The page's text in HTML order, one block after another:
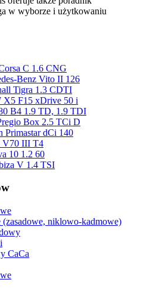
w wyborze i użytkowaniu
C 1.6 CNG
Benz Vito II 126
Tigra 1.3 CDTI
X5 F15 xDrive 50 i
B4 1.9 TD, 1.9 TDI
Box 2.5 TCi D
Primastar dCi 140
V70 III T4
10 1.2 60
V 1.4 TSI
niklowo-kadmowe)
CaCa